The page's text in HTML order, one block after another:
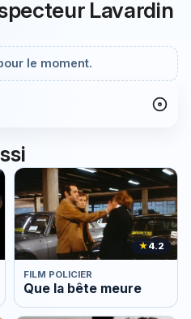
Lavardin
le moment.
★4.2
FILM POLICIER
Que la bête meure